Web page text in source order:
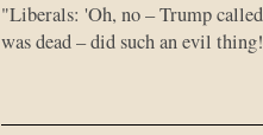
"Liberals: 'Oh, no – Trump
was dead – did such an evil